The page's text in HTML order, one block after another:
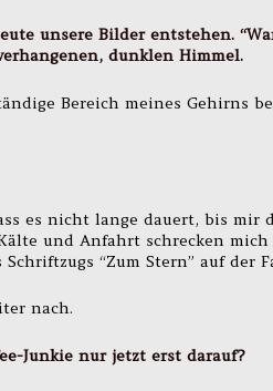
unsere Bilder entstehen.
dunklen Himmel.
Bereich meines Gehirns
es nicht lange dauert, bis mir
und Anfahrt schrecken
“Zum Stern” auf der
nach.
Junkie nur jetzt erst darauf?